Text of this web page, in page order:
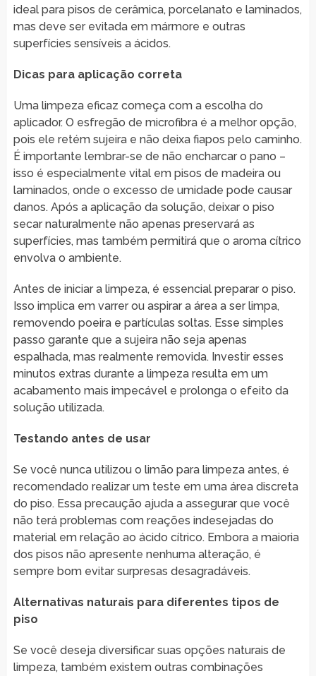
ideal para pisos de cerâmica, porcelanato e laminados,
mas deve ser evitada em mármore e outras
superfícies sensíveis a ácidos.
Dicas para aplicação correta
Uma limpeza eficaz começa com a escolha do
aplicador. O esfregão de microfibra é a melhor opção,
pois ele retém sujeira e não deixa fiapos pelo caminho.
É importante lembrar-se de não encharcar o pano –
isso é especialmente vital em pisos de madeira ou
laminados, onde o excesso de umidade pode causar
danos. Após a aplicação da solução, deixar o piso
secar naturalmente não apenas preservará as
superfícies, mas também permitirá que o aroma cítrico
envolva o ambiente.
Antes de iniciar a limpeza, é essencial preparar o piso.
Isso implica em varrer ou aspirar a área a ser limpa,
removendo poeira e partículas soltas. Esse simples
passo garante que a sujeira não seja apenas
espalhada, mas realmente removida. Investir esses
minutos extras durante a limpeza resulta em um
acabamento mais impecável e prolonga o efeito da
solução utilizada.
Testando antes de usar
Se você nunca utilizou o limão para limpeza antes, é
recomendado realizar um teste em uma área discreta
do piso. Essa precaução ajuda a assegurar que você
não terá problemas com reações indesejadas do
material em relação ao ácido cítrico. Embora a maioria
dos pisos não apresente nenhuma alteração, é
sempre bom evitar surpresas desagradáveis.
Alternativas naturais para diferentes tipos de
piso
Se você deseja diversificar suas opções naturais de
limpeza, também existem outras combinações